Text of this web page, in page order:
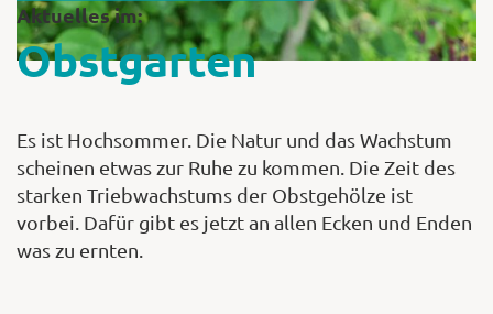
Aktuelles im:
Obstgarten
Es ist Hochsommer. Die Natur und das Wachstum
scheinen etwas zur Ruhe zu kommen. Die Zeit des
starken Triebwachstums der Obstgehölze ist
vorbei. Dafür gibt es jetzt an allen Ecken und Enden
was zu ernten.